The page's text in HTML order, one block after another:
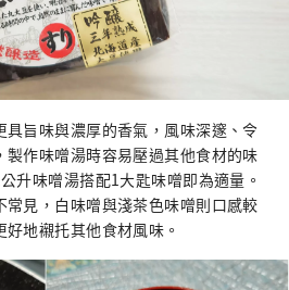
旨味與濃厚的香氣，風味深邃、令
製作味噌湯時容易壓過其他食材的味
升味噌湯搭配1大匙味噌即為適量。
見，白味噌與淺茶色味噌則口感較
地襯托其他食材風味。